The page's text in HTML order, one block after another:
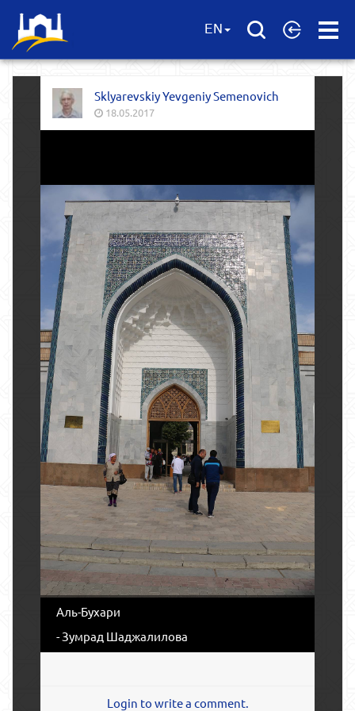
Open
EN
Sklyarevskiy Yevgeniy Semenovich
18.05.2017
Аль-Бухари
- Зумрад Шаджалилова
Login to write a comment.